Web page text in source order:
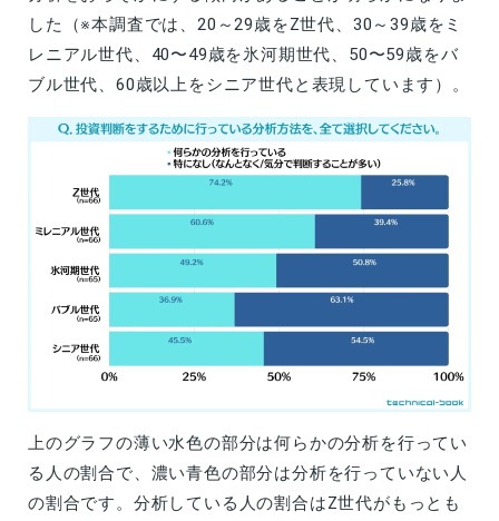
した（※本調査では、20～29歳をZ世代、30～39歳をミ
レニアル世代、40〜49歳を氷河期世代、50〜59歳をバ
ブル世代、60歳以上をシニア世代と表現しています）。
上のグラフの薄い水色の部分は何らかの分析を行ってい
る人の割合で、濃い青色の部分は分析を行っていない人
の割合です。分析している人の割合はZ世代がもっとも